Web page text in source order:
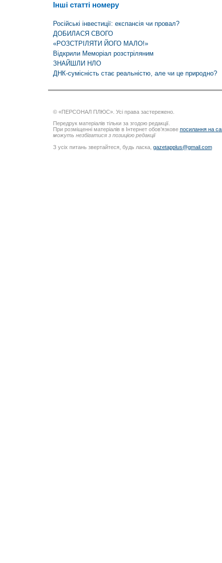
Інші статті номеру
Російські інвестиції: експансія чи провал?
ДОБИЛАСЯ СВОГО
«РОЗСТРІЛЯТИ ЙОГО МАЛО!»
Відкрили Меморіал розстріляним
ЗНАЙШЛИ НЛО
ДНК-сумісність стає реальністю, але чи це природно?
© «ПЕРСОНАЛ ПЛЮС». Усі права застережено.
Передрук матеріалів тільки за згодою редакції.
При розміщенні матеріалів в Інтернет обов’язкове посилання на
можуть незбігатися з позицією редакції
З усіх питань звертайтеся, будь ласка, gazetapplus@gmail.com